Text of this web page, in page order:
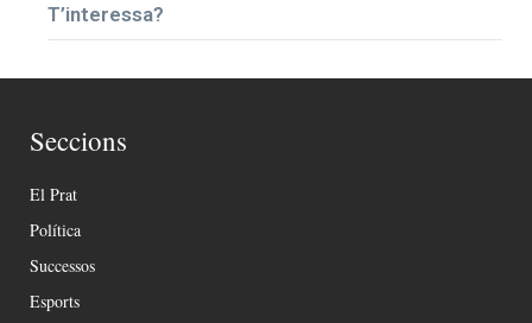
T’interessa?
Seccions
El Prat
Política
Successos
Esports